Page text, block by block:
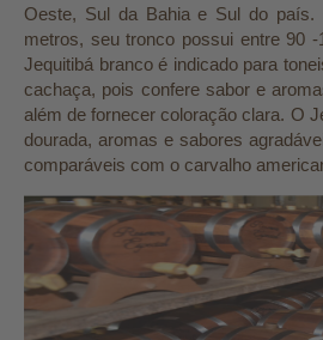
Oeste, Sul da Bahia e Sul do
metros, seu tronco possui entre 90
Jequitibá branco é indicado para
cachaça, pois confere sabor e
além de fornecer coloração clara. O
dourada, aromas e sabores
comparáveis com o carvalho